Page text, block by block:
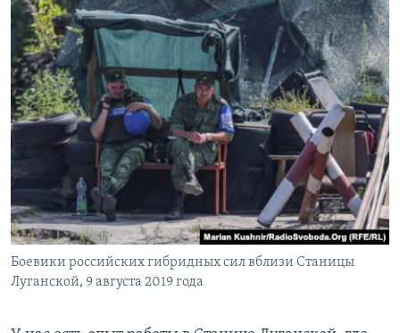
Боевики российских гибридных сил вблизи Станицы
Луганской, 9 августа 2019 года